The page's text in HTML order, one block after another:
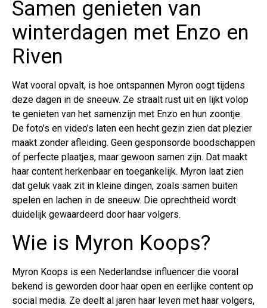
Samen genieten van
winterdagen met Enzo en
Riven
Wat vooral opvalt, is hoe ontspannen Myron oogt tijdens
deze dagen in de sneeuw. Ze straalt rust uit en lijkt volop
te genieten van het samenzijn met Enzo en hun zoontje.
De foto’s en video’s laten een hecht gezin zien dat plezier
maakt zonder afleiding. Geen gesponsorde boodschappen
of perfecte plaatjes, maar gewoon samen zijn. Dat maakt
haar content herkenbaar en toegankelijk. Myron laat zien
dat geluk vaak zit in kleine dingen, zoals samen buiten
spelen en lachen in de sneeuw. Die oprechtheid wordt
duidelijk gewaardeerd door haar volgers.
Wie is Myron Koops?
Myron Koops is een Nederlandse influencer die vooral
bekend is geworden door haar open en eerlijke content op
social media. Ze deelt al jaren haar leven met haar volgers,